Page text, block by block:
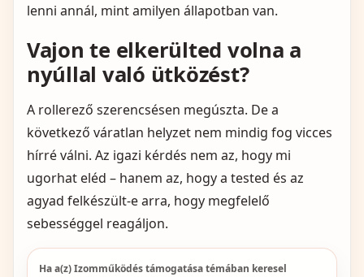
lenni annál, mint amilyen állapotban van.
Vajon te elkerülted volna a
nyúllal való ütközést?
A rollerező szerencsésen megúszta. De a
következő váratlan helyzet nem mindig fog vicces
hírré válni. Az igazi kérdés nem az, hogy mi
ugorhat eléd – hanem az, hogy a tested és az
agyad felkészült-e arra, hogy megfelelő
sebességgel reagáljon.
Ha a(z) Izomműködés támogatása témában keresel